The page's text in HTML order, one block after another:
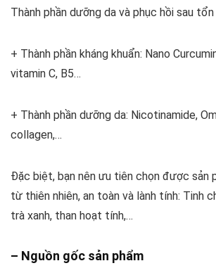
Thành phần dưỡng da và phục hồi sau
+ Thành phần kháng khuẩn: Nano
vitamin C, B5…
+ Thành phần dưỡng da: Nicotinamide,
collagen,…
Đặc biệt, bạn nên ưu tiên chọn được sản
từ thiên nhiên, an toàn và lành tính: Tinh
trà xanh, than hoạt tính,…
– Nguồn gốc sản phẩm